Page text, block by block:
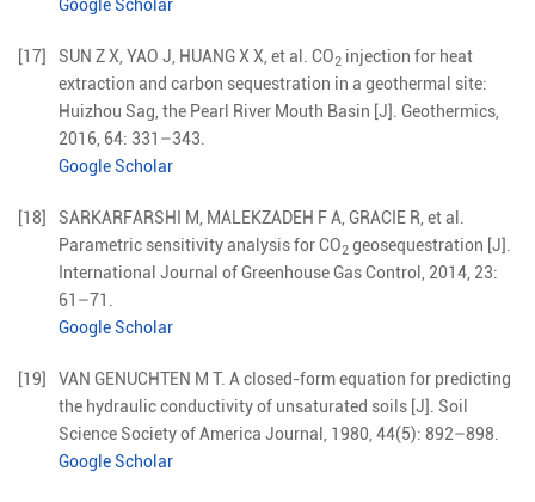
Google Scholar
[17] SUN Z X,YAO J, HUANGX X,et al . CO2 injection for heat
extraction and carbon sequestration in a geothermal site:
Huizhou Sag, the Pearl River Mouth Basin [J]. Geothermics,
2016, 64: 331 –343.
Google Scholar
[18] SARKARFARSHI M, MALEKZADEH F A,GRACIE R,et al .
Parametric sensitivity analysis for CO2 geosequestration [J].
International Journal of Greenhouse Gas Control, 2014, 23:
61 –71 .
Google Scholar
[19] VAN GENUCHTEN M T. A closed-form equation for predicting
the hydraulic conductivity of unsaturated soils [J]. Soil
Science Society of America Journal, 1980,44(5): 892–898.
Google Scholar